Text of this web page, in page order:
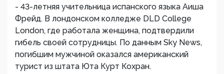
- 43-летняя учительница испанского языка Аиша
Фрейд. В лондонском колледже DLD College
London, где работала женщина, подтвердили
гибель своей сотрудницы. По данным Sky News,
погибшим мужчиной оказался американский
турист из штата Юта Курт Кохран.